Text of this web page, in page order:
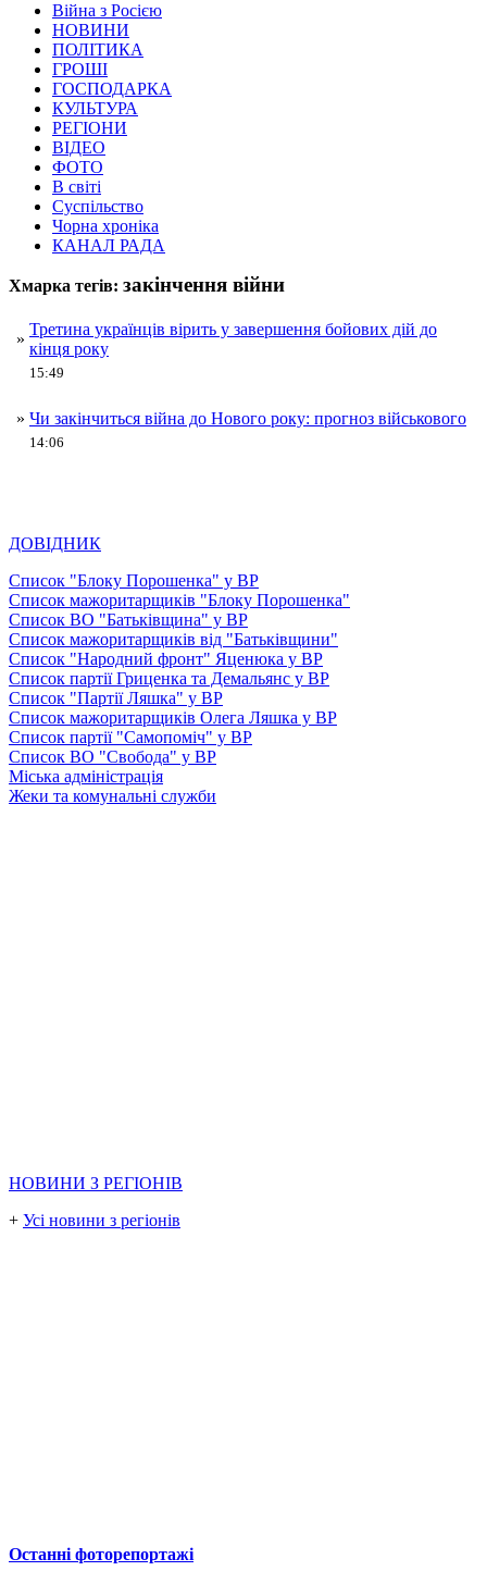
Війна з Росією
НОВИНИ
ПОЛІТИКА
ГРОШІ
ГОСПОДАРКА
КУЛЬТУРА
РЕГІОНИ
ВІДЕО
ФОТО
В світі
Суспільство
Чорна хроніка
КАНАЛ РАДА
Хмарка тегів: закінчення війни
»
Третина українців вірить у завершення бойових дій до
кінця року
15:49
» Чи закінчиться війна до Нового року: прогноз військового
14:06
ДОВІДНИК
Список "Блоку Порошенка" у ВР
Список мажоритарщиків "Блоку Порошенка"
Список ВО "Батьківщина" у ВР
Список мажоритарщиків від "Батьківщини"
Список "Народний фронт" Яценюка у ВР
Список партії Гриценка та Демальянс у ВР
Список "Партії Ляшка" у ВР
Список мажоритарщиків Олега Ляшка у ВР
Список партії "Самопоміч" у ВР
Список ВО "Свобода" у ВР
Міська адміністрація
Жеки та комунальні служби
НОВИНИ З РЕГІОНІВ
+ Усі новини з регіонів
Останні фоторепортажі